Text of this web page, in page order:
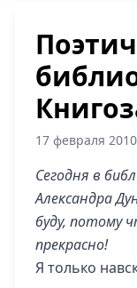
17 февраля
Сегодня в
Александра
буду, потому
прекрасно!
Я только